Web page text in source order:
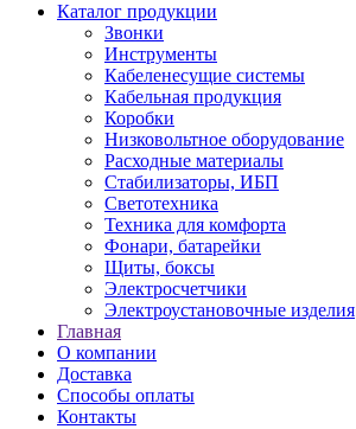
Каталог продукции
Звонки
Инструменты
Кабеленесущие системы
Кабельная продукция
Коробки
Низковольтное оборудование
Расходные материалы
Стабилизаторы, ИБП
Светотехника
Техника для комфорта
Фонари, батарейки
Щиты, боксы
Электросчетчики
Электроустановочные изделия
Главная
О компании
Доставка
Способы оплаты
Контакты